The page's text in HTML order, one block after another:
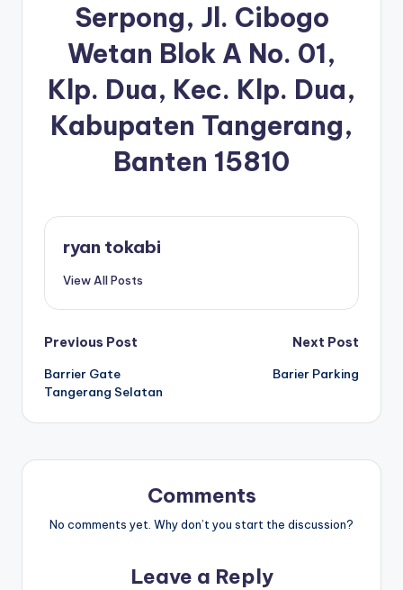
Serpong, Jl. Cibogo
Wetan Blok A No. 01,
Klp. Dua, Kec. Klp. Dua,
Kabupaten Tangerang,
Banten 15810
ryan tokabi
View All Posts
Post
navigation
Previous Post
Barrier Gate
Tangerang Selatan
Next Post
Barier Parking
Comments
No comments yet. Why don’t you start the discussion?
Leave a Reply